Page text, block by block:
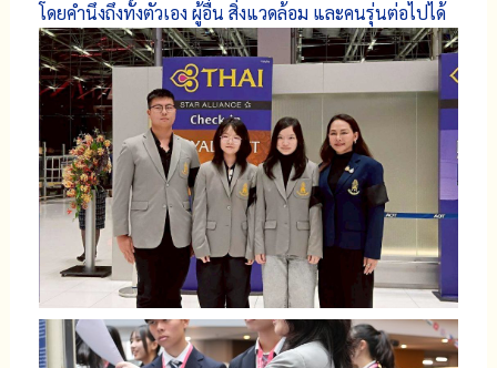
โดยคำนึงถึงทั้งตัวเอง ผู้อื่น สิ่งแวดล้อม และคนรุ่นต่อไปได้